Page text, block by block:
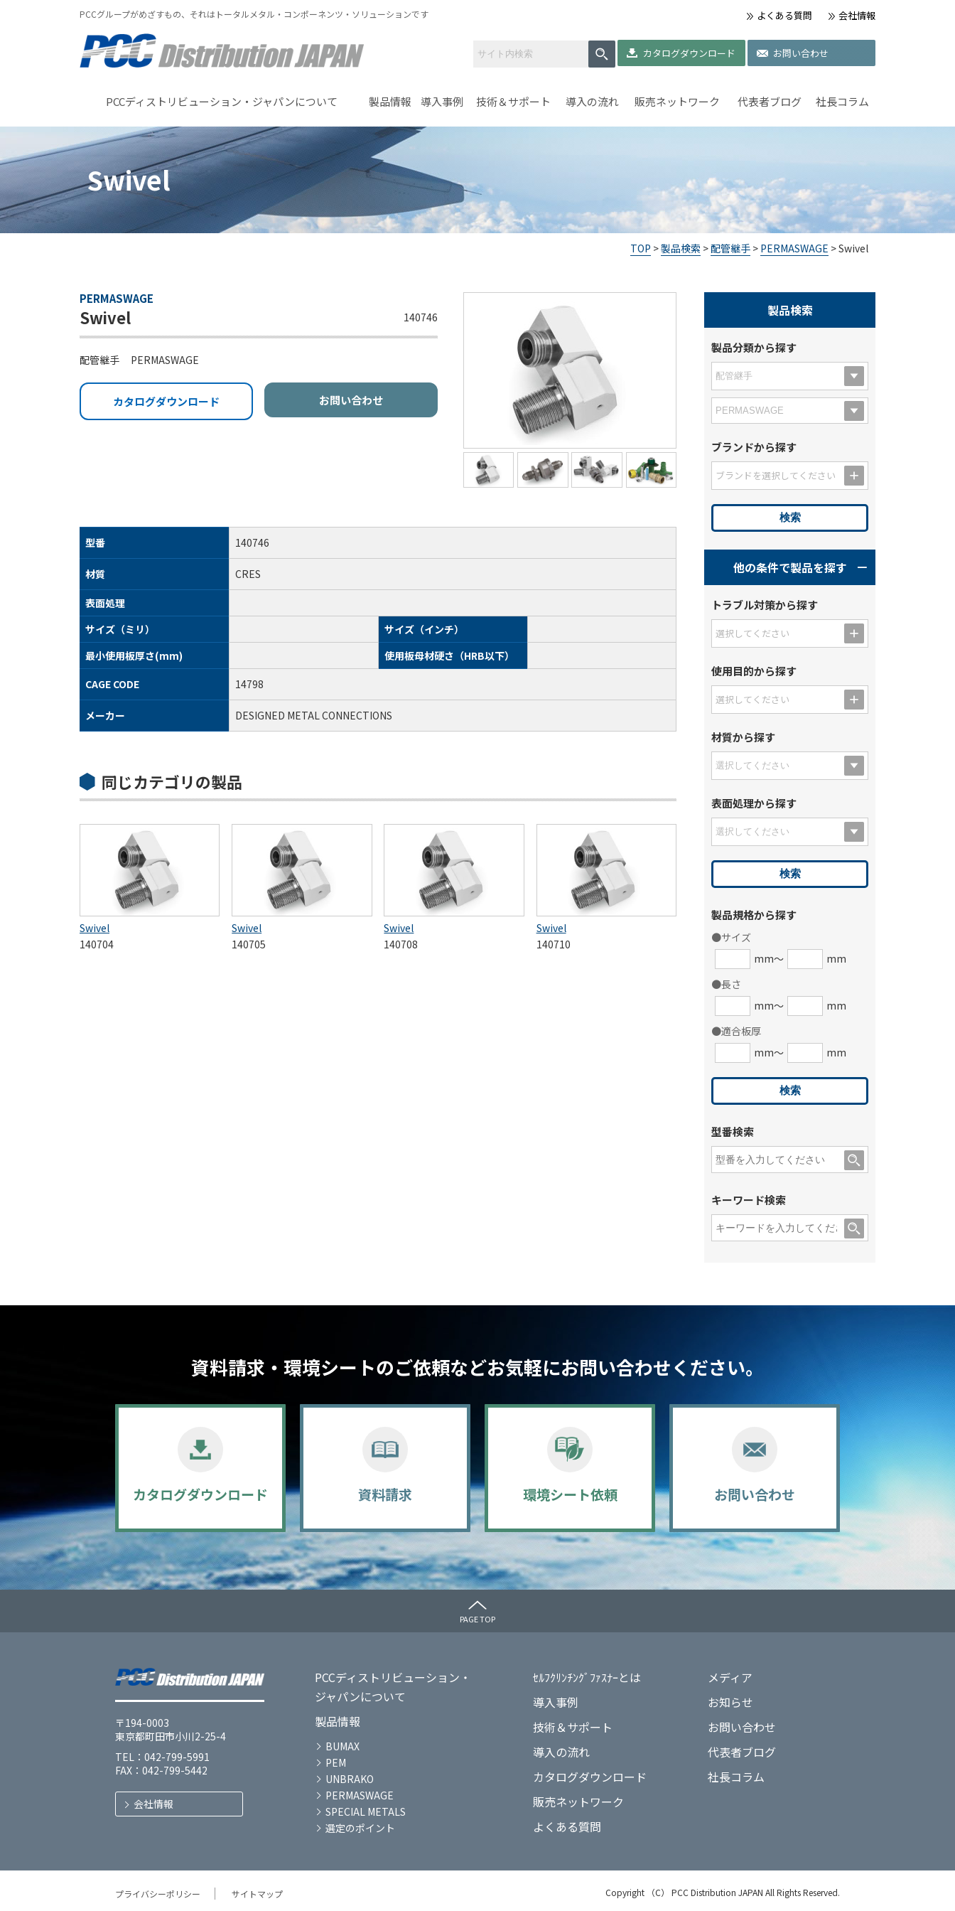
PCCグループがめざすもの、それはトータルメタル・コンポーネンツ・ソリューションです よくある質問 会社情報
カタログダウンロード お問い合わせ
PCCディストリビューション・ジャパンについて 製品情報 導入事例 技術＆サポート 導入の流れ 販売ネットワーク 代表者ブログ 社長コラム
Swivel
TOP >製品検索 >配管継手 > PERMASWAGE > Swivel
PERMASWAGE
Swivel 140746
配管継手 PERMASWAGE
カタログダウンロード お問い合わせ
型番 140746
材質 CRES
表面処理
サイズ（ミリ）
サイズ（インチ）
最小使用板厚さ(mm)
使用板母材硬さ（HRB以下）
CAGE CODE
14798
メーカー DESIGNED METAL CONNECTIONS
同じカテゴリの製品
Swivel
140704
Swivel
140705
Swivel
140708
Swivel
140710
製品検索
製品分類から探す
ブランドから探す
ブランドを選択してください
他の条件で製品を探す
トラブル対策から探す
選択してください
使用目的から探す
選択してください
材質から探す
表面処理から探す
製品規格から探す
●サイズ
mm～
mm
●長さ
mm～
mm
●適合板厚
mm～
mm
型番検索
キーワード検索
資料請求・環境シートのご依頼などお気軽にお問い合わせください。
カタログダウンロード 資料請求 環境シート依頼 お問い合わせ
PAGE TOP
〒194-0003
東京都町田市小川2-25-4
TEL：042-799-5991
FAX：042-799-5442
会社情報
PCCディストリビューション・
ジャパンについて
製品情報
BUMAX
PEM
UNBRAKO
PERMASWAGE
SPECIAL METALS
選定のポイント
ｾﾙﾌｸﾘﾝﾁﾝｸﾞﾌｧｽﾅｰとは
導入事例
技術＆サポート
導入の流れ
カタログダウンロード
販売ネットワーク
よくある質問
メディア
お知らせ
お問い合わせ
代表者ブログ
社長コラム
プライバシーポリシー サイトマップ Copyright （C） PCC Distribution JAPAN All Rights Reserved.